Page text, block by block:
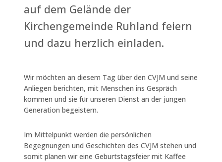
auf dem Gelände der
Kirchengemeinde Ruhland feiern
und dazu herzlich einladen.
Wir möchten an diesem Tag über den CVJM und seine
Anliegen berichten, mit Menschen ins Gespräch
kommen und sie für unseren Dienst an der jungen
Generation begeistern.
Im Mittelpunkt werden die persönlichen
Begegnungen und Geschichten des CVJM stehen und
somit planen wir eine Geburtstagsfeier mit Kaffee